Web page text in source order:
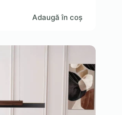
Adaugă în coș